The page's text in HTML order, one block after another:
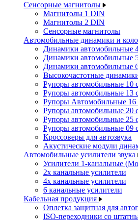
Сенсорные магнитолы
Магнитолы 1 DIN
Магнитолы 2 DIN
Сенсорные магнитолы
Автомобильные динамики и
Динамики автомобильные
Динамики автомобильные
Динамики автомобильные
Высокочастотные
Рупоры автомобильные 10
Рупоры автомобильные 13
Рупоры Автомобильные
Рупоры автомобильные 20
Рупоры автомобильные 25
Рупоры автомобильные 09
Кроссоверы для автозвука
Акустические модули
Автомобильные усилители звука
Усилители 1-канальные
2х канальные усилители
4х канальные усилители
6 канальные усилители
Кабельная продукция
Оплетка защитная для
ISO-переходники со